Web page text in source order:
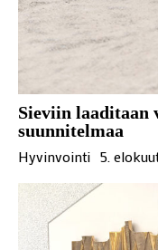
Sieviin laaditaan
suunnitelmaa
Hyvinvointi 5.